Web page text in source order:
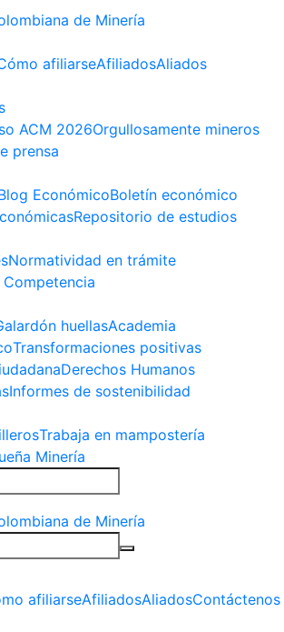
afiliarseAfiliadosAliados
ACM 2026Orgullosamente mineros
prensa
EconómicoBoletín económico
Repositorio de estudios
Normatividad en trámite
huellasAcademia
Transformaciones positivas
Derechos Humanos
Informes de sostenibilidad
Trabaja en mampostería
Minería
afiliarseAfiliadosAliadosContáctenos